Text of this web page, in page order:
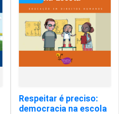
Respeitar é preciso:
democracia na escola